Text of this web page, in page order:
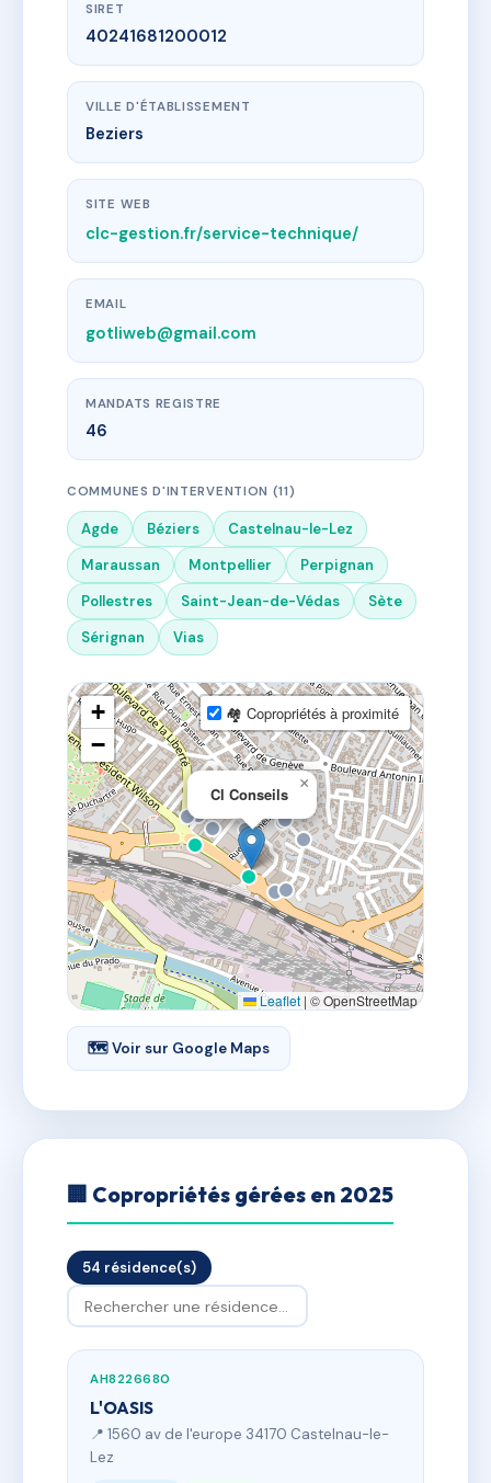
SIRET
40241681200012
VILLE D'ÉTABLISSEMENT
Beziers
SITE WEB
clc-gestion.fr/service-technique/
EMAIL
gotliweb@gmail.com
MANDATS REGISTRE
46
COMMUNES D'INTERVENTION (11)
Agde Béziers
Castelnau-le-Lez
Maraussan
Montpellier
Perpignan
Pollestres
Saint-Jean-de-Védas
Sète
Sérignan
Vias
Cl Conseils
×
+
−
🏘 Copropriétés à proximité
Leaflet | © OpenStreetMap
🗺 Voir sur Google Maps
🏢 Copropriétés gérées en 2025
54 résidence(s)
AH8226680
L'OASIS
📍 1560 av de l'europe 34170 Castelnau-le-
Lez